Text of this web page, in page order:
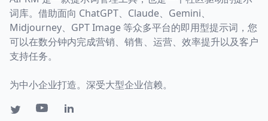
词库。借助面向 ChatGPT、Claude、Gemini、
Midjourney、GPT Image 等众多平台的即用型提示词，您
可以在数分钟内完成营销、销售、运营、效率提升以及客户
支持任务。
为中小企业打造。深受大型企业信赖。